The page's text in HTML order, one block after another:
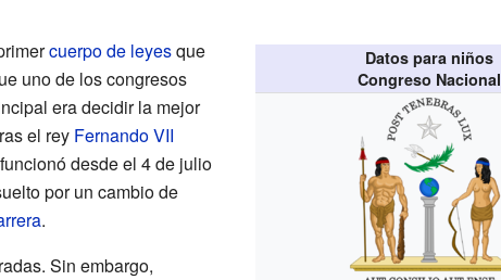
Datos para niños
Congreso Nacional
cuerpo de leyesque
uno de los congresos
era decidir la mejor
el rey Fernando VII
desde el 4 de julio
por un cambio de
.
Sin embargo,